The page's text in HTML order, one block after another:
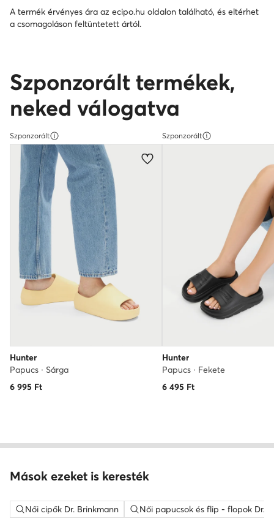
A termék érvényes ára az ecipo.hu oldalon található, és eltérhet
a csomagoláson feltüntetett ártól.
Szponzorált termékek,
neked válogatva
Szponzorált
Hunter
Papucs · Sárga
6 995 Ft
Szponzorált
Hunter
Papucs · Fekete
6 495 Ft
Mások ezeket is keresték
Női cipők Dr. Brinkmann Női papucsok és flip - flopok Dr.